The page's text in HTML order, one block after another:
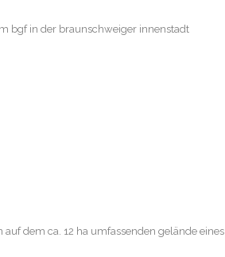
bgf in der braunschweiger innenstadt
dem ca. 12 ha umfassenden gelände eines